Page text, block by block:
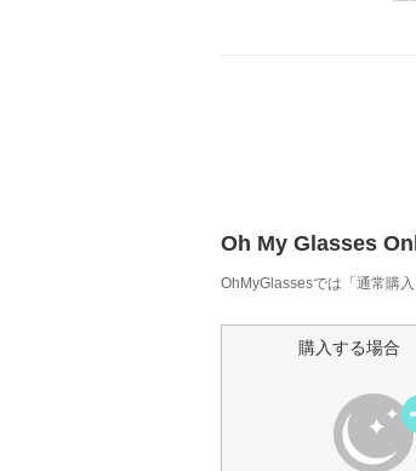
Oh My Glasses
OhMyGlassesでは「通常購
購入する場合